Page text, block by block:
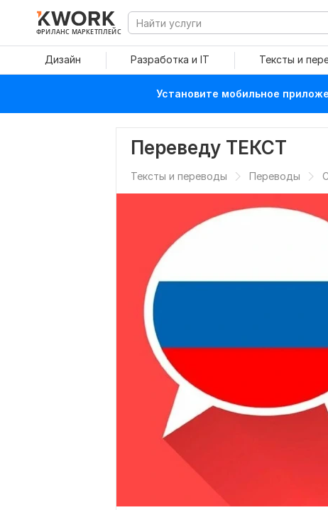
ФРИЛАНС МАРКЕТПЛЕЙС
Дизайн Разработка и IT Тексты и
Установите мобильное
Переведу ТЕКСТ
Тексты и переводы Переводы